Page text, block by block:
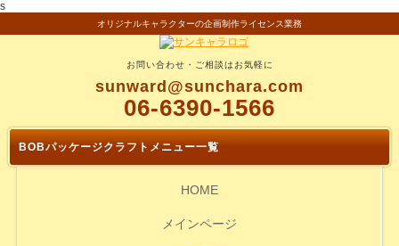
s
オリジナルキャラクターの企画制作ライセンス業務
お問い合わせ・ご相談はお気軽に
sunward@sunchara.com
06-6390-1566
BOBパッケージクラフトメニュー一覧
HOME
メインページ